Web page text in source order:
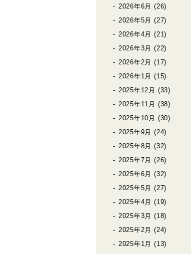
2026年6月 (26)
2026年5月 (27)
2026年4月 (21)
2026年3月 (22)
2026年2月 (17)
2026年1月 (15)
2025年12月 (33)
2025年11月 (38)
2025年10月 (30)
2025年9月 (24)
2025年8月 (32)
2025年7月 (26)
2025年6月 (32)
2025年5月 (27)
2025年4月 (19)
2025年3月 (18)
2025年2月 (24)
2025年1月 (13)